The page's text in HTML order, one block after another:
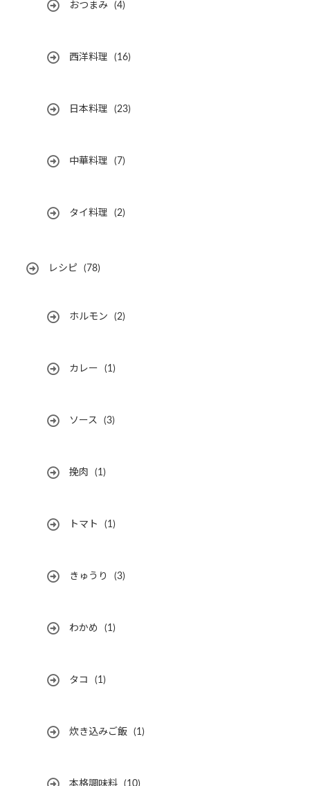
おつまみ (4)
西洋料理 (16)
日本料理 (23)
中華料理 (7)
タイ料理 (2)
レシピ (78)
ホルモン (2)
カレー (1)
ソース (3)
挽肉 (1)
トマト (1)
きゅうり (3)
わかめ (1)
タコ (1)
炊き込みご飯 (1)
本格調味料 (10)